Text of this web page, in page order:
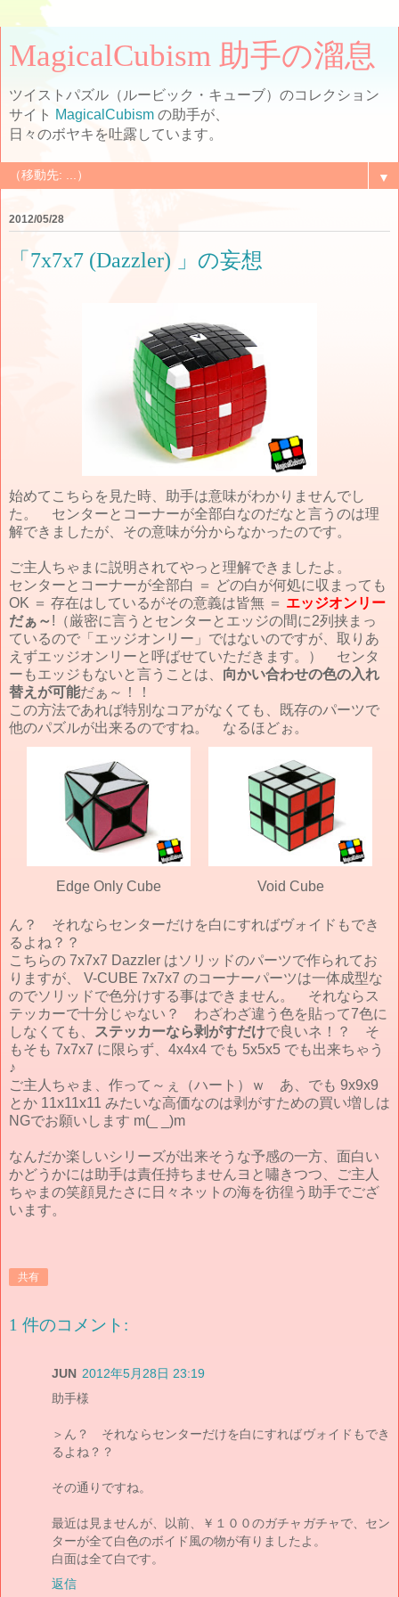
MagicalCubism 助手の溜息
ツイストパズル（ルービック・キューブ）のコレクション
サイト MagicalCubism の助手が、
日々のボヤキを吐露しています。
▼
2012/05/28
「7x7x7 (Dazzler) 」の妄想
始めてこちらを見た時、助手は意味がわかりませんでし
た。 センターとコーナーが全部白なのだなと言うのは理
解できましたが、その意味が分からなかったのです。
ご主人ちゃまに説明されてやっと理解できましたよ。
センターとコーナーが全部白 ＝ どの白が何処に収まっても
OK ＝ 存在はしているがその意義は皆無 ＝ エッジオンリー
だぁ～!（厳密に言うとセンターとエッジの間に2列挟まっ
ているので「エッジオンリー」ではないのですが、取りあ
えずエッジオンリーと呼ばせていただきます。） センタ
ーもエッジもないと言うことは、 向かい合わせの色の入れ
替えが可能だぁ～！！
この方法であれば特別なコアがなくても、既存のパーツで
他のパズルが出来るのですね。 なるほどぉ。
Edge Only Cube Void Cube
ん？ それならセンターだけを白にすればヴォイドもでき
るよね？？
こちらの 7x7x7 Dazzler はソリッドのパーツで作られてお
りますが、 V-CUBE 7x7x7 のコーナーパーツは一体成型な
のでソリッドで色分けする事はできません。 それならス
テッカーで十分じゃない？ わざわざ違う色を貼って7色に
しなくても、
ステッカーなら剥がすだけで良いネ！？ そ
もそも 7x7x7 に限らず、4x4x4 でも 5x5x5 でも出来ちゃう
♪
ご主人ちゃま、作って～ぇ（ハート）ｗ あ、でも 9x9x9
とか 11x11x11 みたいな高価なのは剥がすための買い増しは
NGでお願いします m(_ _)m
なんだか楽しいシリーズが出来そうな予感の一方、面白い
かどうかには助手は責任持ちませんヨと嘯きつつ、ご主人
ちゃまの笑顔見たさに日々ネットの海を彷徨う助手でござ
います。
共有
1 件のコメント:
JUN 2012年5月28日 23:19
助手様
＞ん？ それならセンターだけを白にすればヴォイドもでき
るよね？？
その通りですね。
最近は見ませんが、以前、￥１００のガチャガチャで、セン
ターが全て白色のボイド風の物が有りましたよ。
白面は全て白です。
返信